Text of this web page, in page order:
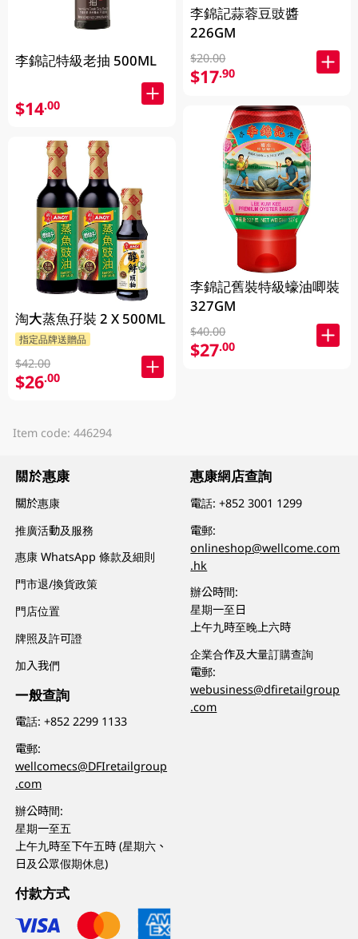
李錦記特級老抽 500ML
$14.00
淘大蒸魚孖裝 2 X 500ML
指定品牌送贈品
$42.00
$26.00
李錦記蒜蓉豆豉醬
226GM
$20.00
$17.90
李錦記舊裝特級蠔油唧裝
327GM
$40.00
$27.00
Item code: 446294
關於惠康
關於惠康
推廣活動及服務
惠康 WhatsApp 條款及細則
門市退/換貨政策
門店位置
牌照及許可證
加入我們
一般查詢
電話:+852 2299 1133
電郵:
wellcomecs@DFIretailgroup
.com
辦公時間:
星期一至五
上午九時至下午五時 (星期六、
日及公眾假期休息)
惠康網店查詢
電話:+852 3001 1299
電郵:
onlineshop@wellcome.com
.hk
辦公時間:
星期一至日
上午九時至晚上六時
企業合作及大量訂購查詢
電郵:
webusiness@dfiretailgroup
.com
付款方式